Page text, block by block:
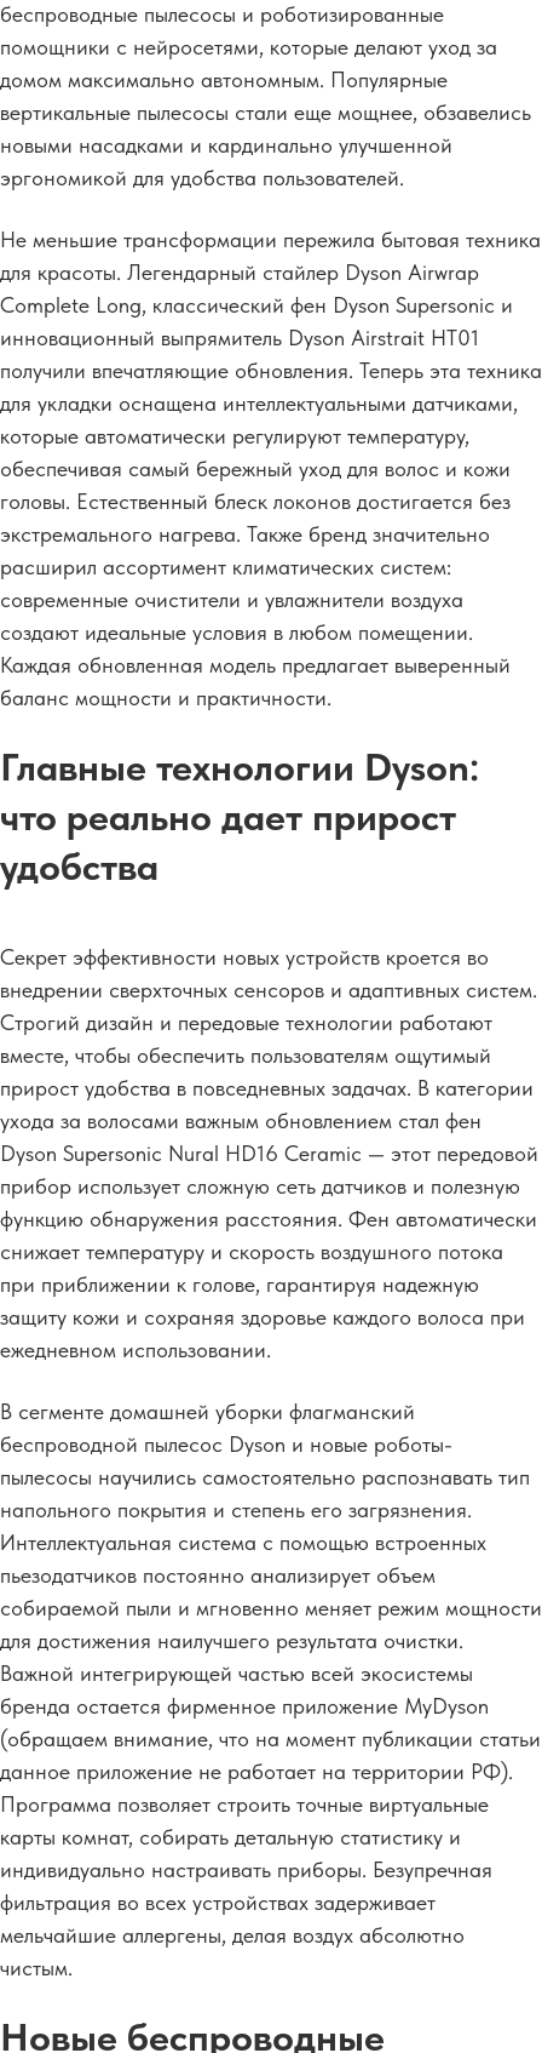
беспроводные пылесосы и роботизированные
помощники с нейросетями, которые делают уход за
домом максимально автономным. Популярные
вертикальные пылесосы стали еще мощнее, обзавелись
новыми насадками и кардинально улучшенной
эргономикой для удобства пользователей.
Не меньшие трансформации пережила бытовая техника
для красоты. Легендарный стайлер Dyson Airwrap
Complete Long, классический фен Dyson Supersonic и
инновационный выпрямитель Dyson Airstrait HT01
получили впечатляющие обновления. Теперь эта техника
для укладки оснащена интеллектуальными датчиками,
которые автоматически регулируют температуру,
обеспечивая самый бережный уход для волос и кожи
головы. Естественный блеск локонов достигается без
экстремального нагрева. Также бренд значительно
расширил ассортимент климатических систем:
современные очистители и увлажнители воздуха
создают идеальные условия в любом помещении.
Каждая обновленная модель предлагает выверенный
баланс мощности и практичности.
Главные технологии Dyson:
что реально дает прирост
удобства
Секрет эффективности новых устройств кроется во
внедрении сверхточных сенсоров и адаптивных систем.
Строгий дизайн и передовые технологии работают
вместе, чтобы обеспечить пользователям ощутимый
прирост удобства в повседневных задачах. В категории
ухода за волосами важным обновлением стал фен
Dyson Supersonic Nural HD16 Ceramic — этот передовой
прибор использует сложную сеть датчиков и полезную
функцию обнаружения расстояния. Фен автоматически
снижает температуру и скорость воздушного потока
при приближении к голове, гарантируя надежную
защиту кожи и сохраняя здоровье каждого волоса при
ежедневном использовании.
В сегменте домашней уборки флагманский
беспроводной пылесос Dyson и новые роботы-
пылесосы научились самостоятельно распознавать тип
напольного покрытия и степень его загрязнения.
Интеллектуальная система с помощью встроенных
пьезодатчиков постоянно анализирует объем
собираемой пыли и мгновенно меняет режим мощности
для достижения наилучшего результата очистки.
Важной интегрирующей частью всей экосистемы
бренда остается фирменное приложение MyDyson
(обращаем внимание, что на момент публикации статьи
данное приложение не работает на территории РФ).
Программа позволяет строить точные виртуальные
карты комнат, собирать детальную статистику и
индивидуально настраивать приборы. Безупречная
фильтрация во всех устройствах задерживает
мельчайшие аллергены, делая воздух абсолютно
чистым.
Новые беспроводные